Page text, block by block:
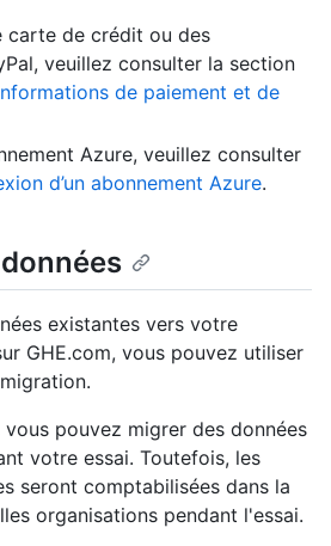
carte de crédit ou des
veuillez consulter la section
de paiement et de
Azure, veuillez consulter
d’un abonnement Azure.
existantes vers votre
GHE.com, vous pouvez utiliser
pouvez migrer des données
votre essai. Toutefois, les
seront comptabilisées dans la
organisations pendant l'essai.